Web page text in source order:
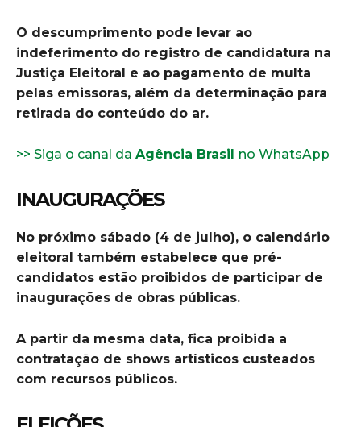
O descumprimento pode levar ao
indeferimento do registro de candidatura na
Justiça Eleitoral e ao pagamento de multa
pelas emissoras, além da determinação para
retirada do conteúdo do ar.
>> Siga o canal da Agência Brasil no WhatsApp
INAUGURAÇÕES
No próximo sábado (4 de julho), o calendário
eleitoral também estabelece que pré-
candidatos estão proibidos de participar de
inaugurações de obras públicas.
A partir da mesma data, fica proibida a
contratação de shows artísticos custeados
com recursos públicos.